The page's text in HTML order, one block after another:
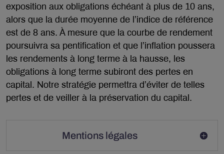
exposition aux obligations échéant à plus de 10 ans,
alors que la durée moyenne de l’indice de référence
est de 8 ans. À mesure que la courbe de rendement
poursuivra sa pentification et que l’inflation poussera
les rendements à long terme à la hausse, les
obligations à long terme subiront des pertes en
capital. Notre stratégie permettra d’éviter de telles
pertes et de veiller à la préservation du capital.
Mentions légales